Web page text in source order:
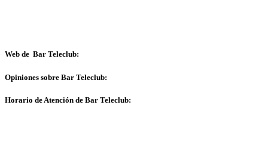
Web de Bar Teleclub:
Opiniones sobre Bar Teleclub:
Horario de Atención de Bar Teleclub: